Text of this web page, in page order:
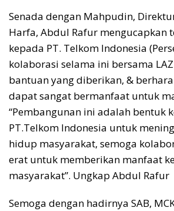
Senada dengan Mahpudin,
Harfa, Abdul Rafur mengucapkan
kepada PT. Telkom Indonesia
kolaborasi selama ini bersama
bantuan yang diberikan, &
dapat sangat bermanfaat untuk
“Pembangunan ini adalah bentuk
PT.Telkom Indonesia untuk
hidup masyarakat, semoga
erat untuk memberikan manfaat
masyarakat”. Ungkap Abdul Rafur
Semoga dengan hadirnya SAB,